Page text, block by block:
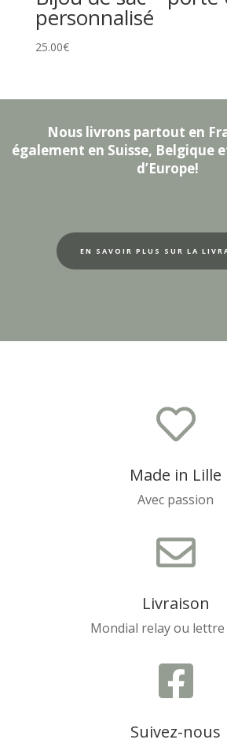
personnalisé
25.00€
Nous livrons partout en
également en Suisse, Belgique
d’Europe!
EN SAVOIR PLUS SUR LA

Made in Lille
Avec passion

Livraison
Mondial relay ou lettre

Suivez-nous